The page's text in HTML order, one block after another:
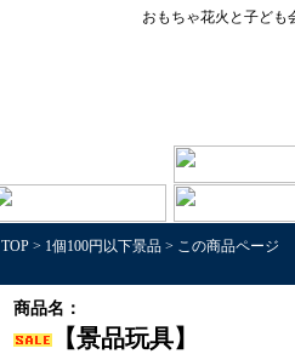
おもちゃ花火と子ど
TOP > 1個100円以下景品 > この商品ページ
商品名：
【景品玩具】